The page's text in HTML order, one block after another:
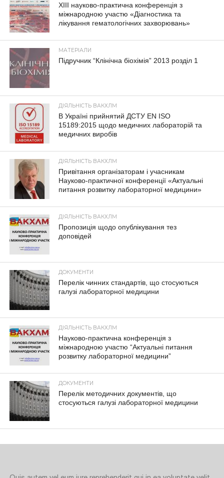
XIII науково-практична конференція з
міжнародною участю «Діагностика та
лікування гематологічних захворювань»
МАТЕРІАЛИ
Підручник “Клінічна біохімія” 2013 розділ 1
ДІЯЛЬНІСТЬ ВАКХЛМ
В Україні прийнятий ДСТУ EN ISO
15189:2015 щодо медичних лабораторій та
медичних виробів
ДІЯЛЬНІСТЬ ВАКХЛМ
Привітання організаторам і учасникам
Науково-практичної конференції «Актуальні
питання розвитку лабораторної медицини»
ДІЯЛЬНІСТЬ ВАКХЛМ
Пропозиція щодо опублікування тез
доповідей
ДОКУМЕНТИ
Перелік чинних стандартів, що стосуються
галузі лабораторної медицини
ДІЯЛЬНІСТЬ ВАКХЛМ
Науково-практична конференція з
міжнародною участю “Актуальні питання
розвитку лабораторної медицини”
ДОКУМЕНТИ
Перелік методичних документів, що
стосуються галузі лабораторної медицини